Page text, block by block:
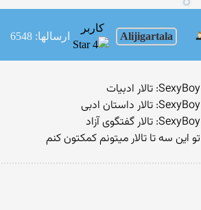
Alijigartala
کاربر
ارسالها: 6548
SexyBoy: تالار ادبیات
SexyBoy: تالار داستان ادبی
SexyBoy: تالار گفتگوی آزاد
تو این سه تا تالار میتونم کمکتون کنم